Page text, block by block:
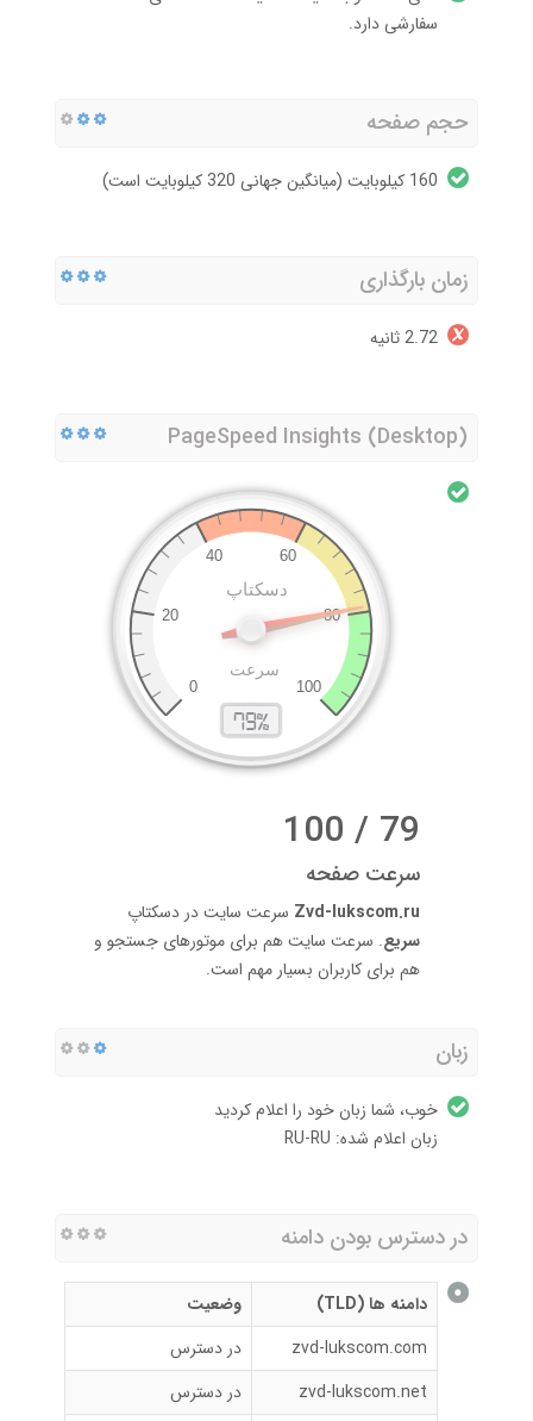
سفارشی دارد.
حجم صفحه
160 کیلوبایت (میانگین جهانی 320 کیلوبایت است)
زمان بارگذاری
2.72 ثانیه
PageSpeed Insights (Desktop)
79 / 100
سرعت صفحه
Zvd-lukscom.ru سرعت سایت در دسکتاپ
سریع. سرعت سایت هم برای موتورهای جستجو و
هم برای کاربران بسیار مهم است.
زبان
خوب، شما زبان خود را اعلام کردید
زبان اعلام شده: RU-RU
در دسترس بودن دامنه
دامنه ها (TLD)
وضعیت
zvd-lukscom.com
در دسترس
zvd-lukscom.net
در دسترس